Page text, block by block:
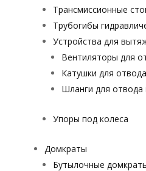
Трансмиссионные
Трубогибы
Устройства для
Вентиляторы для
Катушки для
Шланги для отвода
Упоры под колеса
Домкраты
Бутылочные